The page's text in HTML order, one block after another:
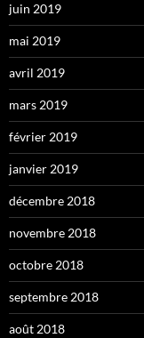
juin 2019
mai 2019
avril 2019
mars 2019
février 2019
janvier 2019
décembre 2018
novembre 2018
octobre 2018
septembre 2018
août 2018